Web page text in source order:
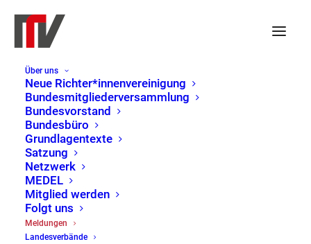
Über uns
Neue Richter*innenvereinigung
Bundesmitgliederversammlung
Bundesvorstand
Bundesbüro
Grundlagentexte
Satzung
Netzwerk
MEDEL
Mitglied werden
Folgt uns
Meldungen
Landesverbände